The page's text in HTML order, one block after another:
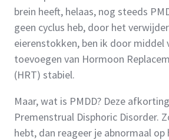
brein heeft, helaas, nog steeds
geen cyclus heb, door het
eierenstokken, ben ik door middel
toevoegen van Hormoon
(HRT) stabiel.
Maar, wat is PMDD? Deze
Premenstrual Disphoric Disorder.
hebt, dan reageer je abnormaal